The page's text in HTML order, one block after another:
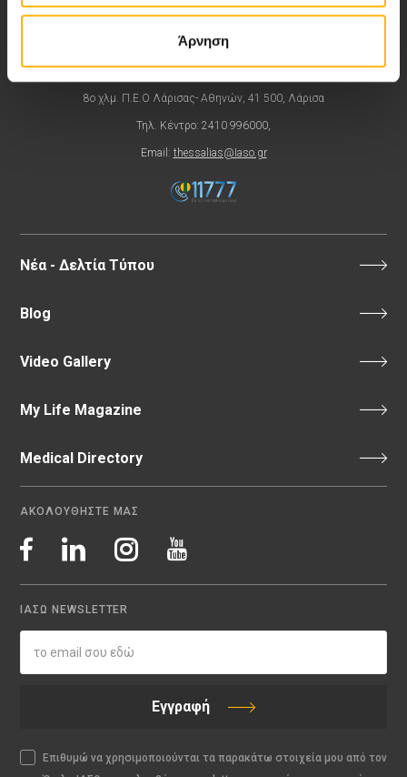
Άρνηση
8ο χλμ. Π.Ε.Ο Λάρισας- Αθηνών, 41 500, Λάρισα
Τηλ. Κέντρο: 2410 996000,
Email: thessalias@Iaso.gr
Επικοινωνία
Νέα - Δελτία Τύπου
Blog
Video Gallery
My Life Magazine
Medical Directory
ΑΚΟΛΟΥΘΗΣΤΕ ΜΑΣ
ΙΑΣΩ NEWSLETTER
Εγγραφή
Επιθυμώ να χρησιμοποιούνται τα παρακάτω στοιχεία μου από τον